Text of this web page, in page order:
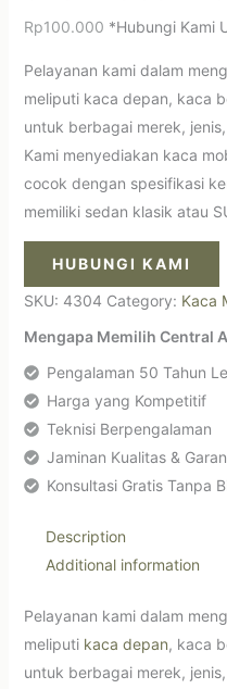
Rp100.000 *Hubungi Kami
Pelayanan kami dalam
meliputi kaca depan, kaca
untuk berbagai merek,
Kami menyediakan kaca
cocok dengan spesifikasi
memiliki sedan klasik atau
HUBUNGI KAMI
SKU: 4304 Category: Kaca
Mengapa Memilih Central
Pengalaman 50 Tahun
Harga yang Kompetitif
Teknisi Berpengalaman
Jaminan Kualitas &
Konsultasi Gratis Tanpa
Description
Additional information
Pelayanan kami dalam
meliputi kaca depan, kaca
untuk berbagai merek,